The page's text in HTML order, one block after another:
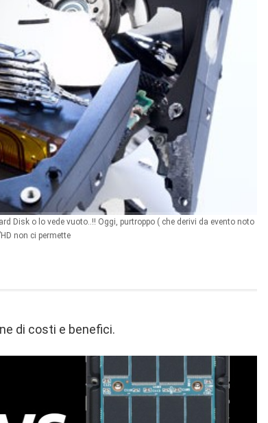
Disk o lo vede vuoto..!! Oggi, purtroppo ( che derivi da evento noto
non ci permette
di costi e benefici.